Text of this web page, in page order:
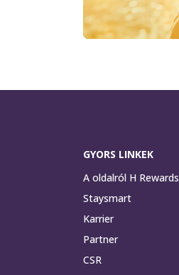
GYORS LINKEK
A oldalról H Rewards
Staysmart
Karrier
Partner
CSR